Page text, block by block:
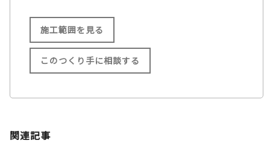
施工範囲を見る
施工範囲
このつくり手に相談する
関連記事